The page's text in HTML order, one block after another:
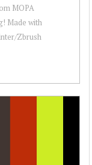
MOPA
Made with
Zbrush